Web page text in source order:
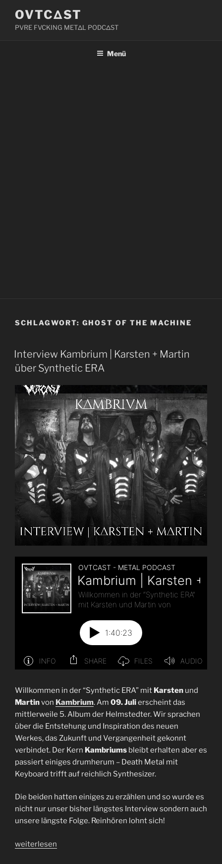
Inhalt
springen
OVTCΔST
PVRE FVCKING METΔL PODCΔST
Menü
SCHLAGWORT: GHOST OF THE MACHINE
Interview Kambrium | Karsten + Martin
über Synthetic ERA
Willkommen in der “Synthetic ERA” mit Karsten und
Martinvon Kambrium. Am 09. Julierscheint das
mittlerweile 5. Album der Helmstedter. Wir sprachen
über die Entstehung und Inspiration des neuen
Werkes, das Zukunft und Vergangenheit gekonnt
verbindet. Der Kern Kambriums bleibt erhalten aber es
passiert einiges drumherum – Death Metal mit
Keyboard trifft auf reichlich Synthesizer.
Die beiden hatten einiges zu erzählen und so wurde es
nicht nur unser bisher längstes Interview sondern auch
unsere längste Folge. Reinhören lohnt sich!
„Interview
weiterlesen